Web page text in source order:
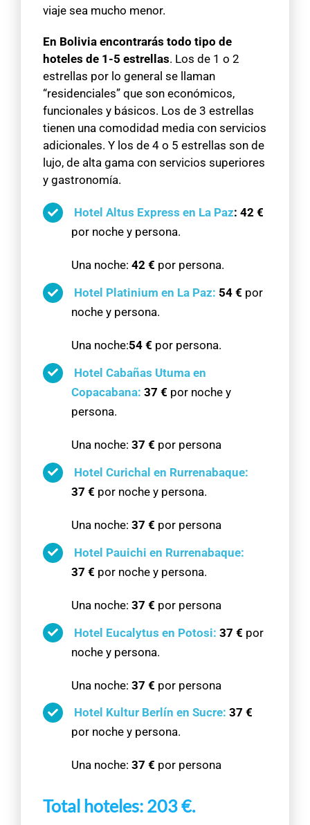
viaje sea mucho menor.
En Bolivia encontrarás todo tipo de
hoteles de 1-5 estrellas. Los de 1 o 2
estrellas por lo general se llaman
“residenciales” que son económicos,
funcionales y básicos. Los de 3 estrellas
tienen una comodidad media con servicios
adicionales. Y los de 4 o 5 estrellas son de
lujo, de alta gama con servicios superiores
y gastronomía.
Hotel Altus Express en La Paz: 42 €
por noche y persona.
Una noche: 42 € por persona.
Hotel Platinium en La Paz: 54 € por
noche y persona.
Una noche:54 € por persona.
Hotel Cabañas Utuma en
Copacabana: 37 € por noche y
persona.
Una noche: 37 € por persona
Hotel Curichal en Rurrenabaque:
37 € por noche y persona.
Una noche: 37 € por persona
Hotel Pauichi en Rurrenabaque:
37 € por noche y persona.
Una noche: 37 € por persona
Hotel Eucalytus en Potosi: 37 € por
noche y persona.
Una noche: 37 € por persona
Hotel Kultur Berlín en Sucre: 37 €
por noche y persona.
Una noche: 37 € por persona
Total hoteles: 203 €.